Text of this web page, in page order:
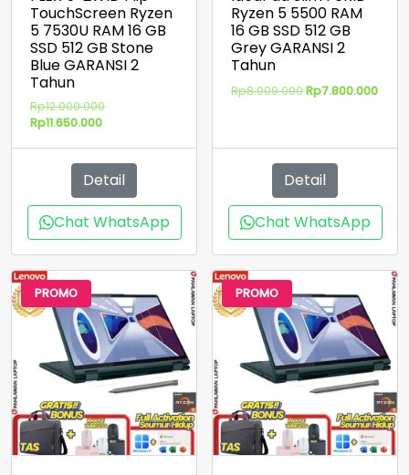
TouchScreen Ryzen
5 7530U RAM 16 GB
SSD 512 GB Stone
Blue GARANSI 2
Tahun
Rp12.000.000Harga
Rp11.650.000Harga
adalah:
Rp11.650.000.
Detail
Chat WhatsApp
Ryzen 5 5500 RAM
16 GB SSD 512 GB
Grey GARANSI 2
Tahun
Rp8.000.000Harga
Rp7.800.000
Detail
Chat WhatsApp
PROMO PROMO